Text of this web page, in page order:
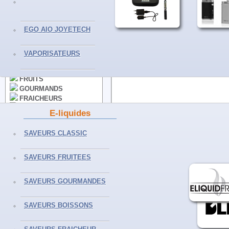
EGO AIO JOYETECH
VAPORISATEURS
E-liquides
SAVEURS CLASSIC
SAVEURS FRUITEES
SAVEURS GOURMANDES
SAVEURS BOISSONS
E-LIQUIDES
CLASSICS
FRUITS
GOURMANDS
FRAICHEURS
BOISSONS
50ML ET+
ACCESSOIRES
CLEAROMISEURS
BATTERIES
ACCUS - PILES
CHARGEURS